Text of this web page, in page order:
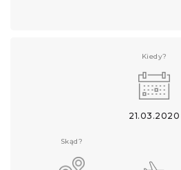
Kiedy?
21.03.2020
Skąd?